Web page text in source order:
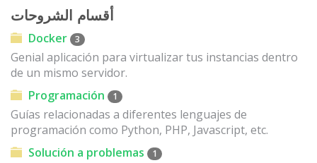
أقسام الشروحات
Docker 3
Genial aplicación para virtualizar tus instancias dentro
de un mismo servidor.
Programación
1
Guías relacionadas a diferentes lenguajes de
programación como Python, PHP, Javascript, etc.
Solución a problemas
1